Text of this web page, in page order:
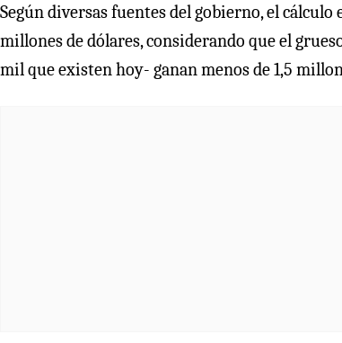
Según diversas fuentes del gobierno, el
millones de dólares, considerando que el
mil que existen hoy- ganan menos de 1,5